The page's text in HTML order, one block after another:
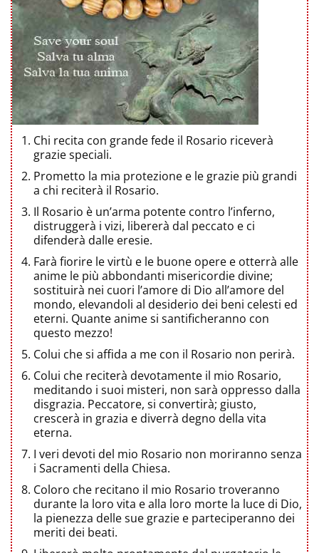
Chi recita con grande fede il Rosario riceverà
grazie speciali.
Prometto la mia protezione e le grazie più grandi
a chi reciterà il Rosario.
Il Rosario è un’arma potente contro l’inferno,
distruggerà i vizi, libererà dal peccato e ci
difenderà dalle eresie.
Farà fiorire le virtù e le buone opere e otterrà alle
anime le più abbondanti misericordie divine;
sostituirà nei cuori l’amore di Dio all’amore del
mondo, elevandoli al desiderio dei beni celesti ed
eterni. Quante anime si santificheranno con
questo mezzo!
Colui che si affida a me con il Rosario non perirà.
Colui che reciterà devotamente il mio Rosario,
meditando i suoi misteri, non sarà oppresso dalla
disgrazia. Peccatore, si convertirà; giusto,
crescerà in grazia e diverrà degno della vita
eterna.
I veri devoti del mio Rosario non moriranno senza
i Sacramenti della Chiesa.
Coloro che recitano il mio Rosario troveranno
durante la loro vita e alla loro morte la luce di Dio,
la pienezza delle sue grazie e parteciperanno dei
meriti dei beati.